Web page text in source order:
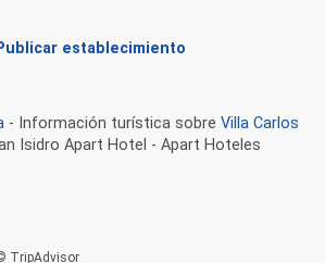
establecimiento
- Información turística sobre Villa Carlos
Isidro Apart Hotel - Apart Hoteles
TripAdvisor